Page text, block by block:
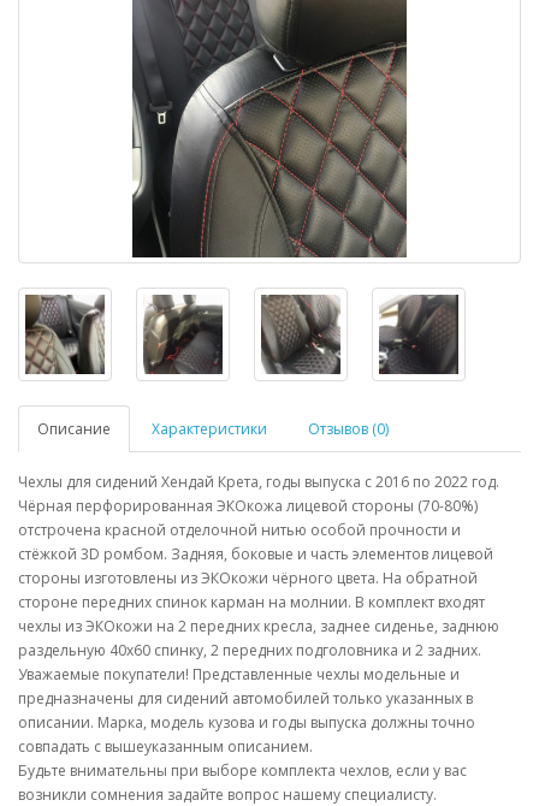
Описание Характеристики Отзывов (0)
Чехлы для сидений Хендай Крета, годы выпуска с 2016 по 2022 год.
Чёрная перфорированная ЭКОкожа лицевой стороны (70-80%)
отстрочена красной отделочной нитью особой прочности и
стёжкой 3D ромбом. Задняя, боковые и часть элементов лицевой
стороны изготовлены из ЭКОкожи чёрного цвета. На обратной
стороне передних спинок карман на молнии. В комплект входят
чехлы из ЭКОкожи на 2 передних кресла, заднее сиденье, заднюю
раздельную 40х60 спинку, 2 передних подголовника и 2 задних.
Уважаемые покупатели! Представленные чехлы модельные и
предназначены для сидений автомобилей только указанных в
описании. Марка, модель кузова и годы выпуска должны точно
совпадать с вышеуказанным описанием.
Будьте внимательны при выборе комплекта чехлов, если у вас
возникли сомнения задайте вопрос нашему специалисту.